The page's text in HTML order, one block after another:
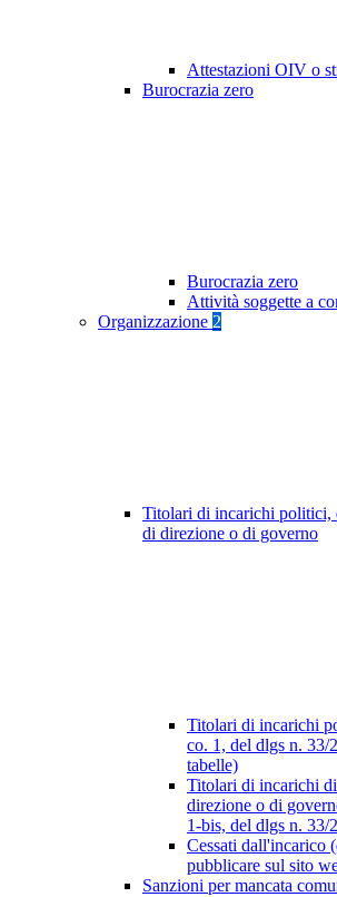
Attestazioni OIV o
Burocrazia zero
Burocrazia zero
Attività soggette a
Organizzazione 2
Titolari di incarichi politici,
di direzione o di governo
Titolari di incarichi
co. 1, del dlgs n. 33/
tabelle)
Titolari di incarichi
direzione o di
1-bis, del dlgs n. 33/
Cessati dall'incarico
pubblicare sul sito
Sanzioni per mancata